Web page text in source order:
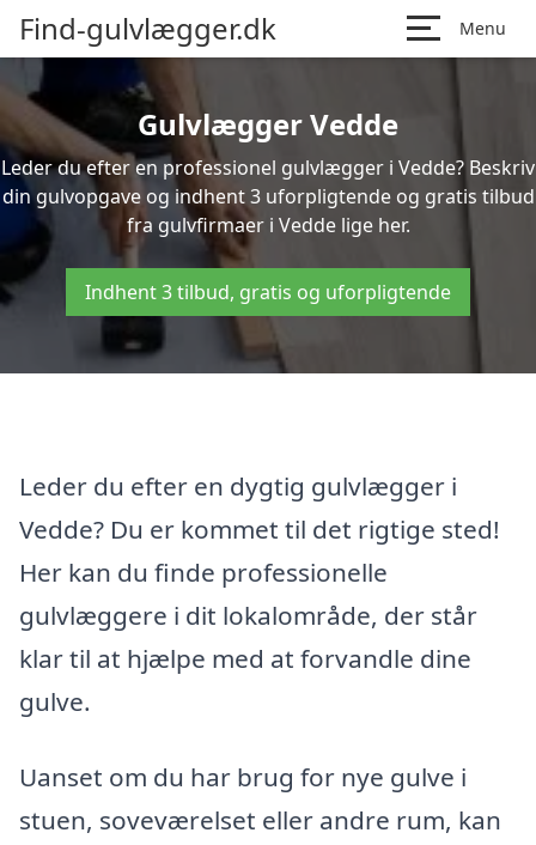
Find-gulvlægger.dk Menu
Gulvlægger Vedde
Leder du efter en professionel gulvlægger i Vedde? Beskriv
din gulvopgave og indhent 3 uforpligtende og gratis tilbud
fra gulvfirmaer i Vedde lige her.
Indhent 3 tilbud, gratis og uforpligtende
Leder du efter en dygtig gulvlægger i
Vedde? Du er kommet til det rigtige sted!
Her kan du finde professionelle
gulvlæggere i dit lokalområde, der står
klar til at hjælpe med at forvandle dine
gulve.
Uanset om du har brug for nye gulve i
stuen, soveværelset eller andre rum, kan